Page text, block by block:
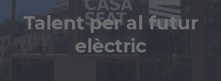
Talent per al futur
elèctric